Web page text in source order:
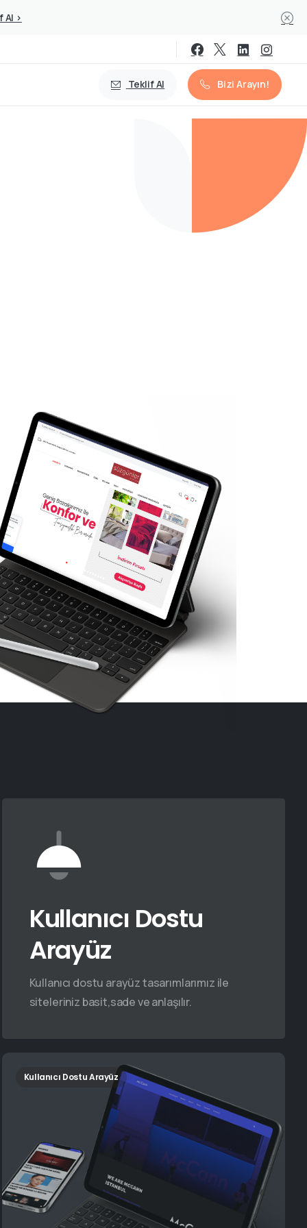
Al >
Teklif Al Bizi Arayın!
Kullanıcı Dostu
Arayüz
Kullanıcı dostu arayüz tasarımlarımız ile
siteleriniz basit,sade ve anlaşılır.
Kullanıcı Dostu Arayüz